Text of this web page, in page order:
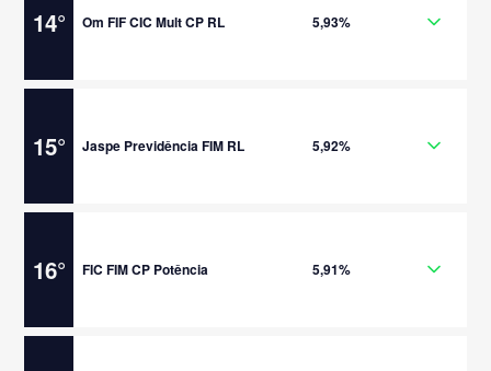
14° Om FIF CIC Mult CP RL 5,93%
15° Jaspe Previdência FIM RL 5,92%
16° FIC FIM CP Potência 5,91%